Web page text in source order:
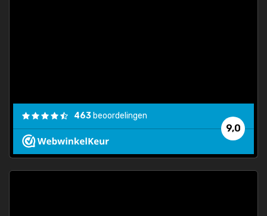
9,0
463 beoordelingen